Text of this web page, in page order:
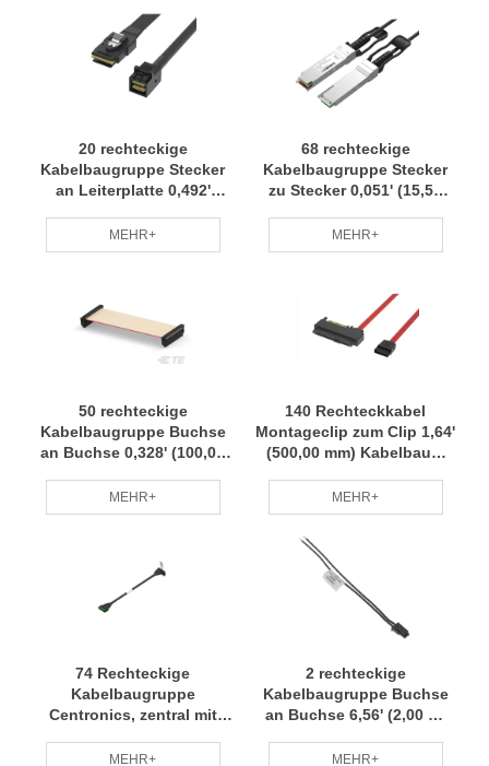
20 rechteckige
Kabelbaugruppe Stecker
an Leiterplatte 0,492'
Kabelbaum Kleine
Chargenanpassung
MEHR+
68 rechteckige
Kabelbaugruppe Stecker
zu Stecker 0,051' (15,50
Kleine Charge Anpassung
Professionelles Team RCD
MEHR+
50 rechteckige
Kabelbaugruppe Buchse
an Buchse 0,328' (100,00
Kleine Charge Anpassung
Professionelles Team RCD
MEHR+
140 Rechteckkabel
Montageclip zum Clip 1,64'
(500,00 mm) Kabelbaum
Professionelles Team RCD
MEHR+
74 Rechteckige
Kabelbaugruppe
Centronics, zentral mit
Kabelbaum Kleine Charge
MEHR+
2 rechteckige
Kabelbaugruppe Buchse
an Buchse 6,56' (2,00 m)
Anpassung
MEHR+